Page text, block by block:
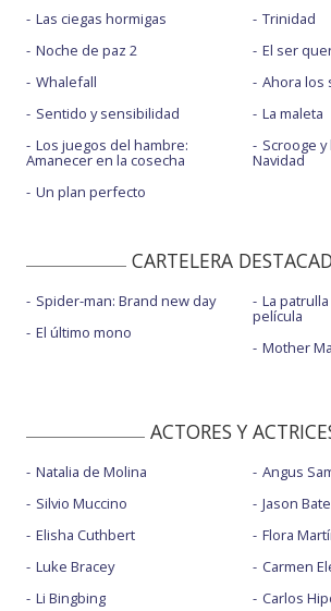
Las ciegas hormigas
Noche de paz 2
Whalefall
Sentido y sensibilidad
Los juegos del hambre:
Amanecer en la cosecha
Un plan perfecto
Trinidad
El ser
Ahora los
La maleta
Scrooge
Navidad
CARTELERA
Spider-man: Brand new day
El último mono
La
película
Mother
ACTORES Y
Natalia de Molina
Silvio Muccino
Elisha Cuthbert
Luke Bracey
Li Bingbing
Angus
Jason
Flora
Carmen
Carlos